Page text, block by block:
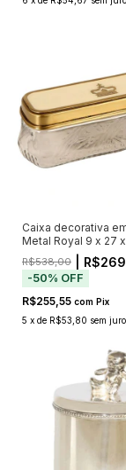
Caixa decorativa
Metal Royal 9 x 27
R$538,00 |
-50% OFF
R$255,55 com Pix
5 x de R$53,80 sem